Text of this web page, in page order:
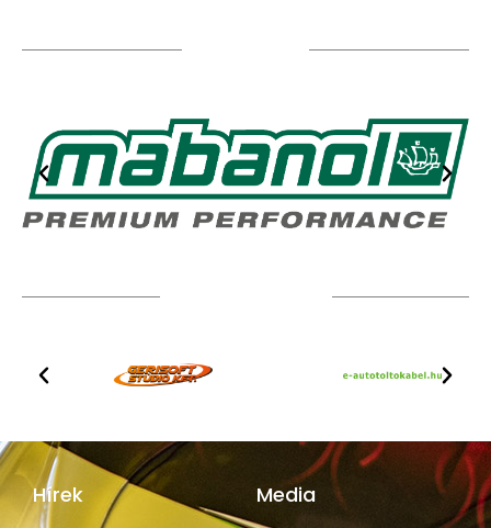
Hírek Media